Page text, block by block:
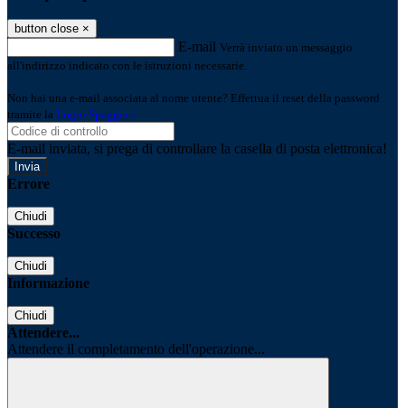
button close ×
E-mail Verrà inviato un messaggio
all'indirizzo indicato con le istruzioni necessarie.
Non hai una e-mail associata al nome utente? Effettua il reset della password
tramite la Login Spaggiari
E-mail inviata, si prega di controllare la casella di posta elettronica!
Errore
Chiudi
Successo
Chiudi
Informazione
Chiudi
Attendere...
Attendere il completamento dell'operazione...